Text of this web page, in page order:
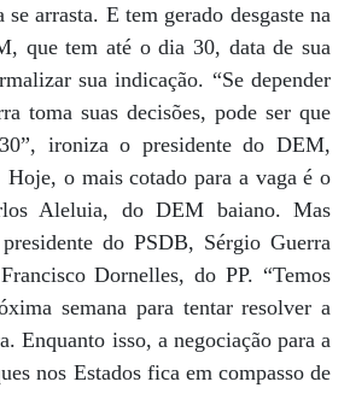
arrasta. E tem gerado desgaste na
que tem até o dia 30, data de sua
sua indicação. “Se depender
toma suas decisões, pode ser que
ironiza o presidente do DEM,
o mais cotado para a vaga é o
Aleluia, do DEM baiano. Mas
do PSDB, Sérgio Guerra
Dornelles, do PP. “Temos
semana para tentar resolver a
Enquanto isso, a negociação para a
nos Estados fica em compasso de